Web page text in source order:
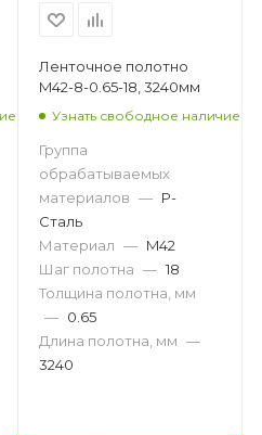
Ленточное полотно
M42-8-0.65-18, 3240мм
Узнать свободное наличие
Группа
обрабатываемых
материалов — P-
Сталь
Материал — M42
Шаг полотна — 18
Толщина полотна, мм
— 0.65
Длина полотна, мм —
3240